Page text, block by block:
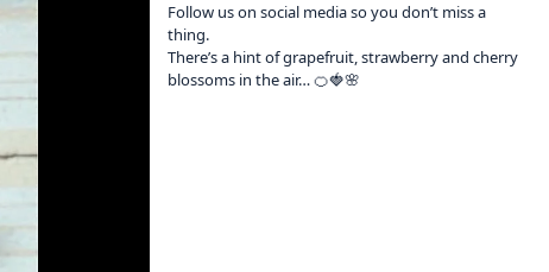
Follow us on social media so you don’t miss a
thing.
There’s a hint of grapefruit, strawberry and cherry
blossoms in the air… 🍊🍓🌸